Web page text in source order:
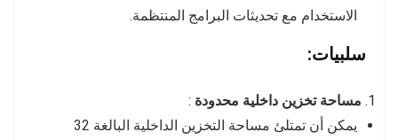
الاستخدام مع تحديثات البرامج المنتظمة.
سلبيات:
مساحة تخزين داخلية محدودة :
يمكن أن تمتلئ مساحة التخزين الداخلية البالغة 32